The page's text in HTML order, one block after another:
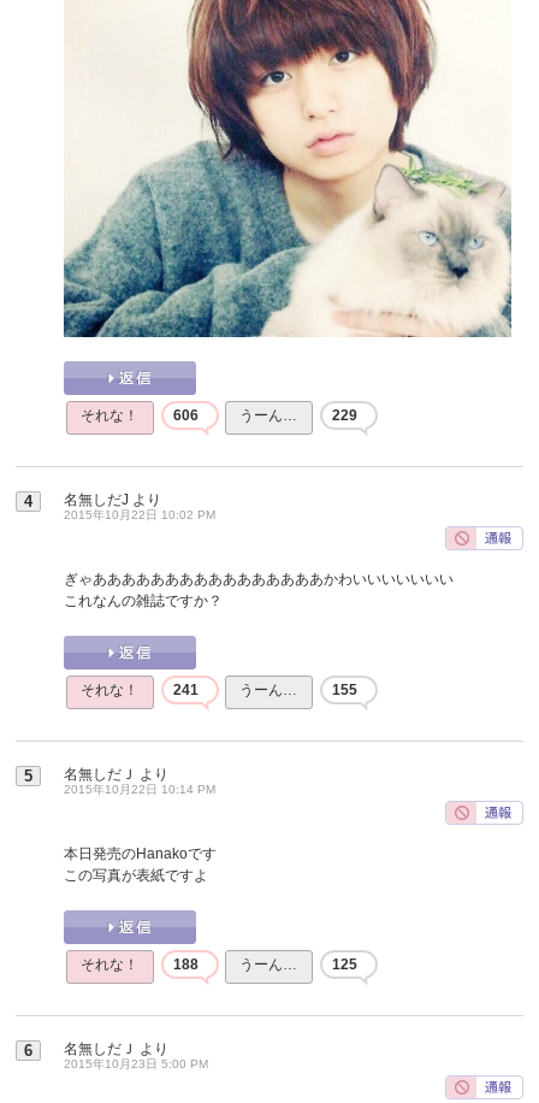
それな！ 606 うーん… 229
4 名無しだJ より
2015年10月22日 10:02 PM
ぎゃああああああああああああああああかわいいいいいいい
これなんの雑誌ですか？
それな！ 241 うーん… 155
5 名無しだＪ より
2015年10月22日 10:14 PM
本日発売のHanakoです
この写真が表紙ですよ
それな！ 188 うーん… 125
6 名無しだＪ より
2015年10月23日 5:00 PM